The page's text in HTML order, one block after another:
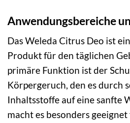
Anwendungsbereiche
Das Weleda Citrus Deo ist
Produkt für den täglichen
primäre Funktion ist der
Körpergeruch, den es durch
Inhaltsstoffe auf eine sanfte
macht es besonders